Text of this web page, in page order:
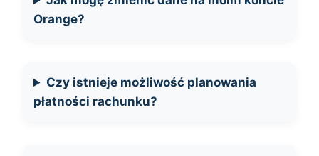
Orange?
Czy istnieje możliwość planowania
płatności rachunku?